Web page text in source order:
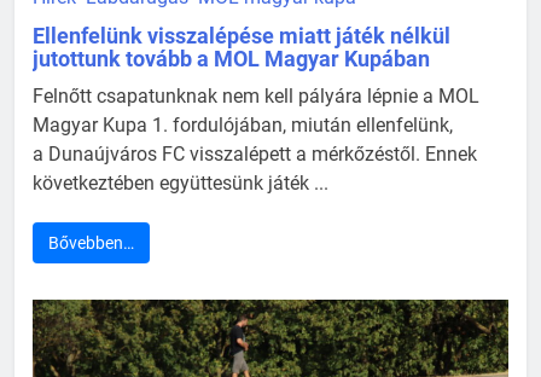
Ellenfelünk visszalépése miatt játék nélkül
jutottunk tovább a MOL Magyar Kupában
Felnőtt csapatunknak nem kell pályára lépnie a MOL
Magyar Kupa 1. fordulójában, miután ellenfelünk,
a Dunaújváros FC visszalépett a mérkőzéstől. Ennek
következtében együttesünk játék ...
Bővebben…